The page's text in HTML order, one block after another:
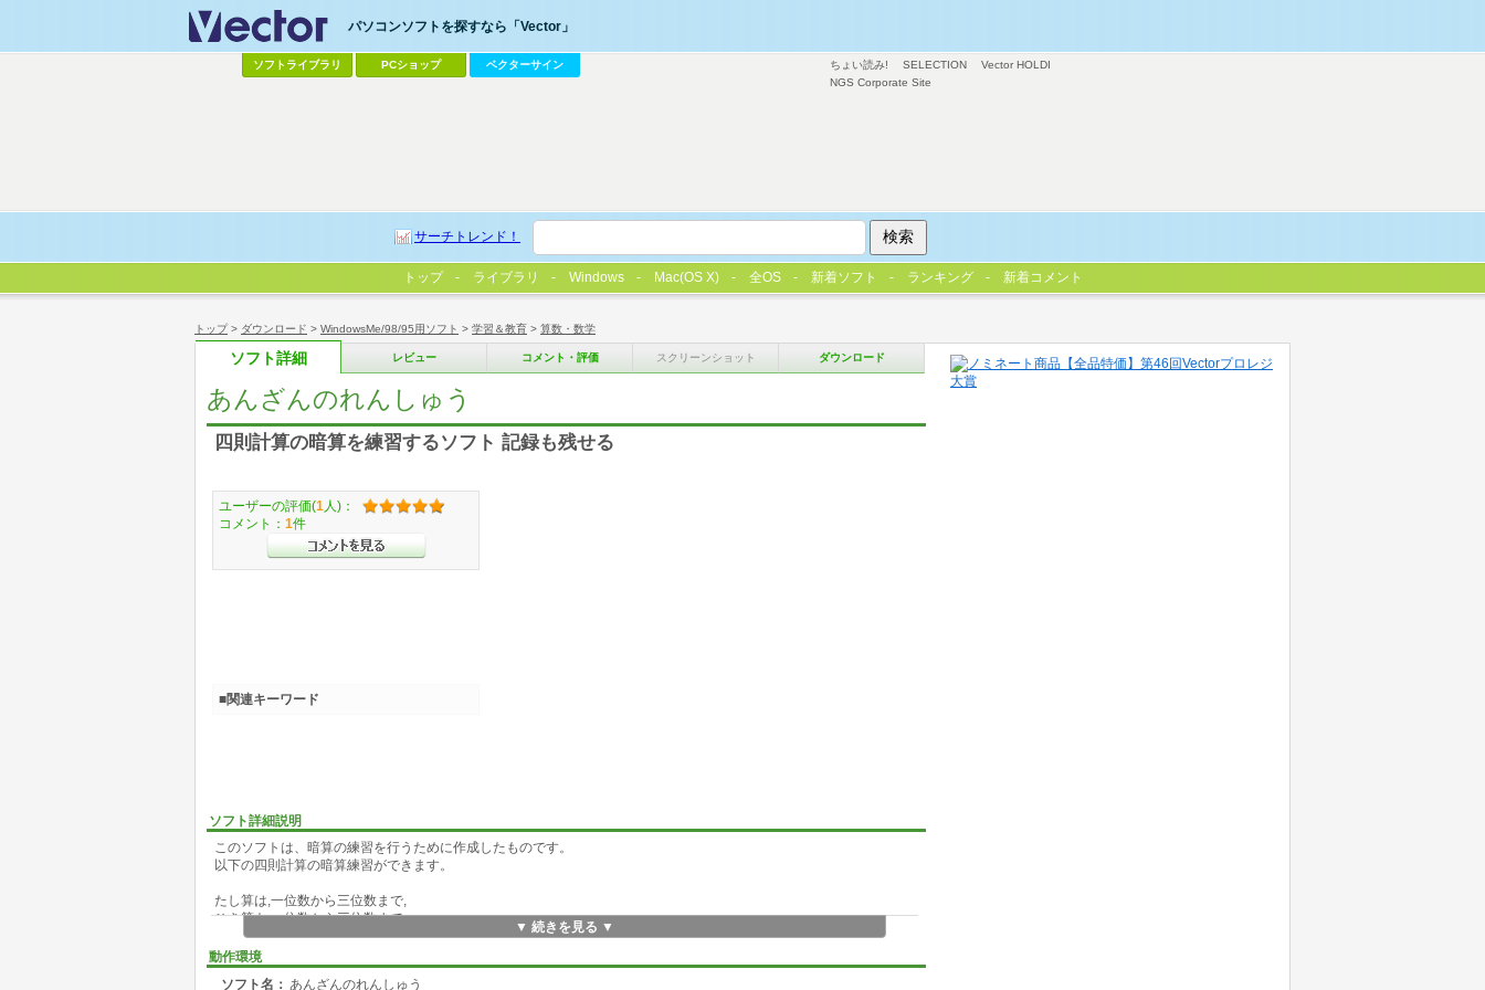
トップ> ダウンロード > WindowsMe/98/95用ソフト > 学習＆教育 > 算数・数学
ソフト詳細 レビュー コメント・評価 スクリーンショット ダウンロード
あんざんのれんしゅう
四則計算の暗算を練習するソフト 記録も残せる
ソフト詳細説明
このソフトは、暗算の練習を行うために作成したものです。
以下の四則計算の暗算練習ができます。
たし算は,一位数から三位数まで,
ひき算も,一位数から三位数まで,
かけ算は,九九と二位数×一位数の計算
わり算は,商が一ケタの場合と,二ケタの場合であまりがある場合とない場合
▼ 続きを見る ▼
動作環境
ソフト名： あんざんのれんしゅう
ユーザーの評価(1 人)：
コメント： 1件
■関連キーワード
ちょい読み! SELECTION
Vector HOLDI
NGS Corporate Site
パソコンソフトを探すなら「Vector」
ソフトライブラリ PCショップ ベクターサイン
サーチトレンド！
トップ ライブラリ Windows Mac(OS X) 全OS 新着ソフト ランキング 新着コメント